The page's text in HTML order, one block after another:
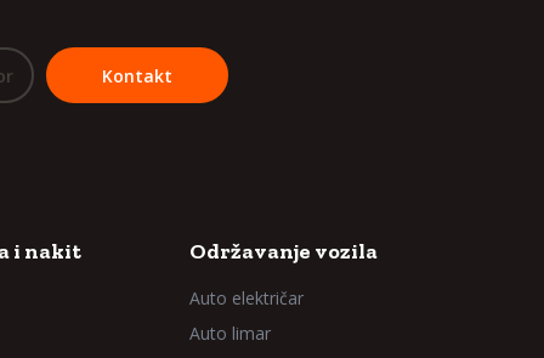
Kontakt
i nakit Održavanje vozila
Auto električar
Auto limar